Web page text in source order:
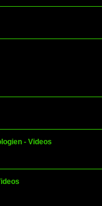
- Videos